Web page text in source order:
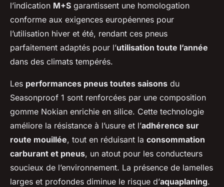
l’indication M+S garantissent une homologation
conforme aux exigences européennes pour
l’utilisation hiver et été, rendant ces pneus
parfaitement adaptés pour l’utilisation toute l’année
dans des climats tempérés.
Les performances pneus toutes saisons du
Seasonproof 1 sont renforcées par une composition
gomme Nokian enrichie en silice. Cette technologie
améliore la résistance à l’usure et l’adhérence sur
route mouillée, tout en réduisant la consommation
carburant et pneus, un atout pour les conducteurs
soucieux de l’environnement. La présence de lamelles
larges et profondes diminue le risque d’aquaplaning.